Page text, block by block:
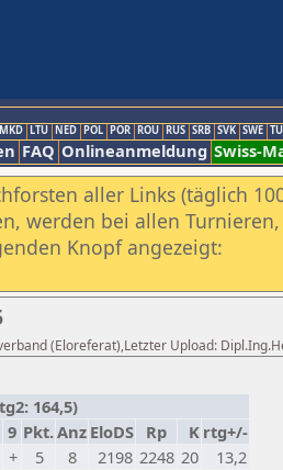
MKD LTU NED POL POR ROU RUS SRB SVK SWE
FAQ Onlineanmeldung Swiss-
aller Links (täglich
werden bei allen
Knopf angezeigt:
(Eloreferat),Letzter Upload:
164,5)
9 Pkt.Anz EloDS Rp K rtg+/-
+ 5 8 2198 2248 20
13,2